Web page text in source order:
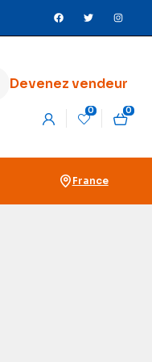
Devenez vendeur
0 0
France